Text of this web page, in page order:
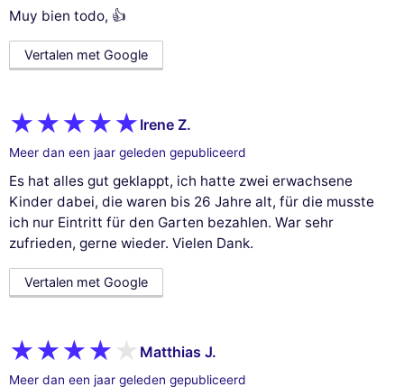
Muy bien todo, 👍
Vertalen met Google
Irene Z.
Meer dan een jaar geleden gepubliceerd
Es hat alles gut geklappt, ich hatte zwei erwachsene
Kinder dabei, die waren bis 26 Jahre alt, für die musste
ich nur Eintritt für den Garten bezahlen. War sehr
zufrieden, gerne wieder. Vielen Dank.
Vertalen met Google
Matthias J.
Meer dan een jaar geleden gepubliceerd